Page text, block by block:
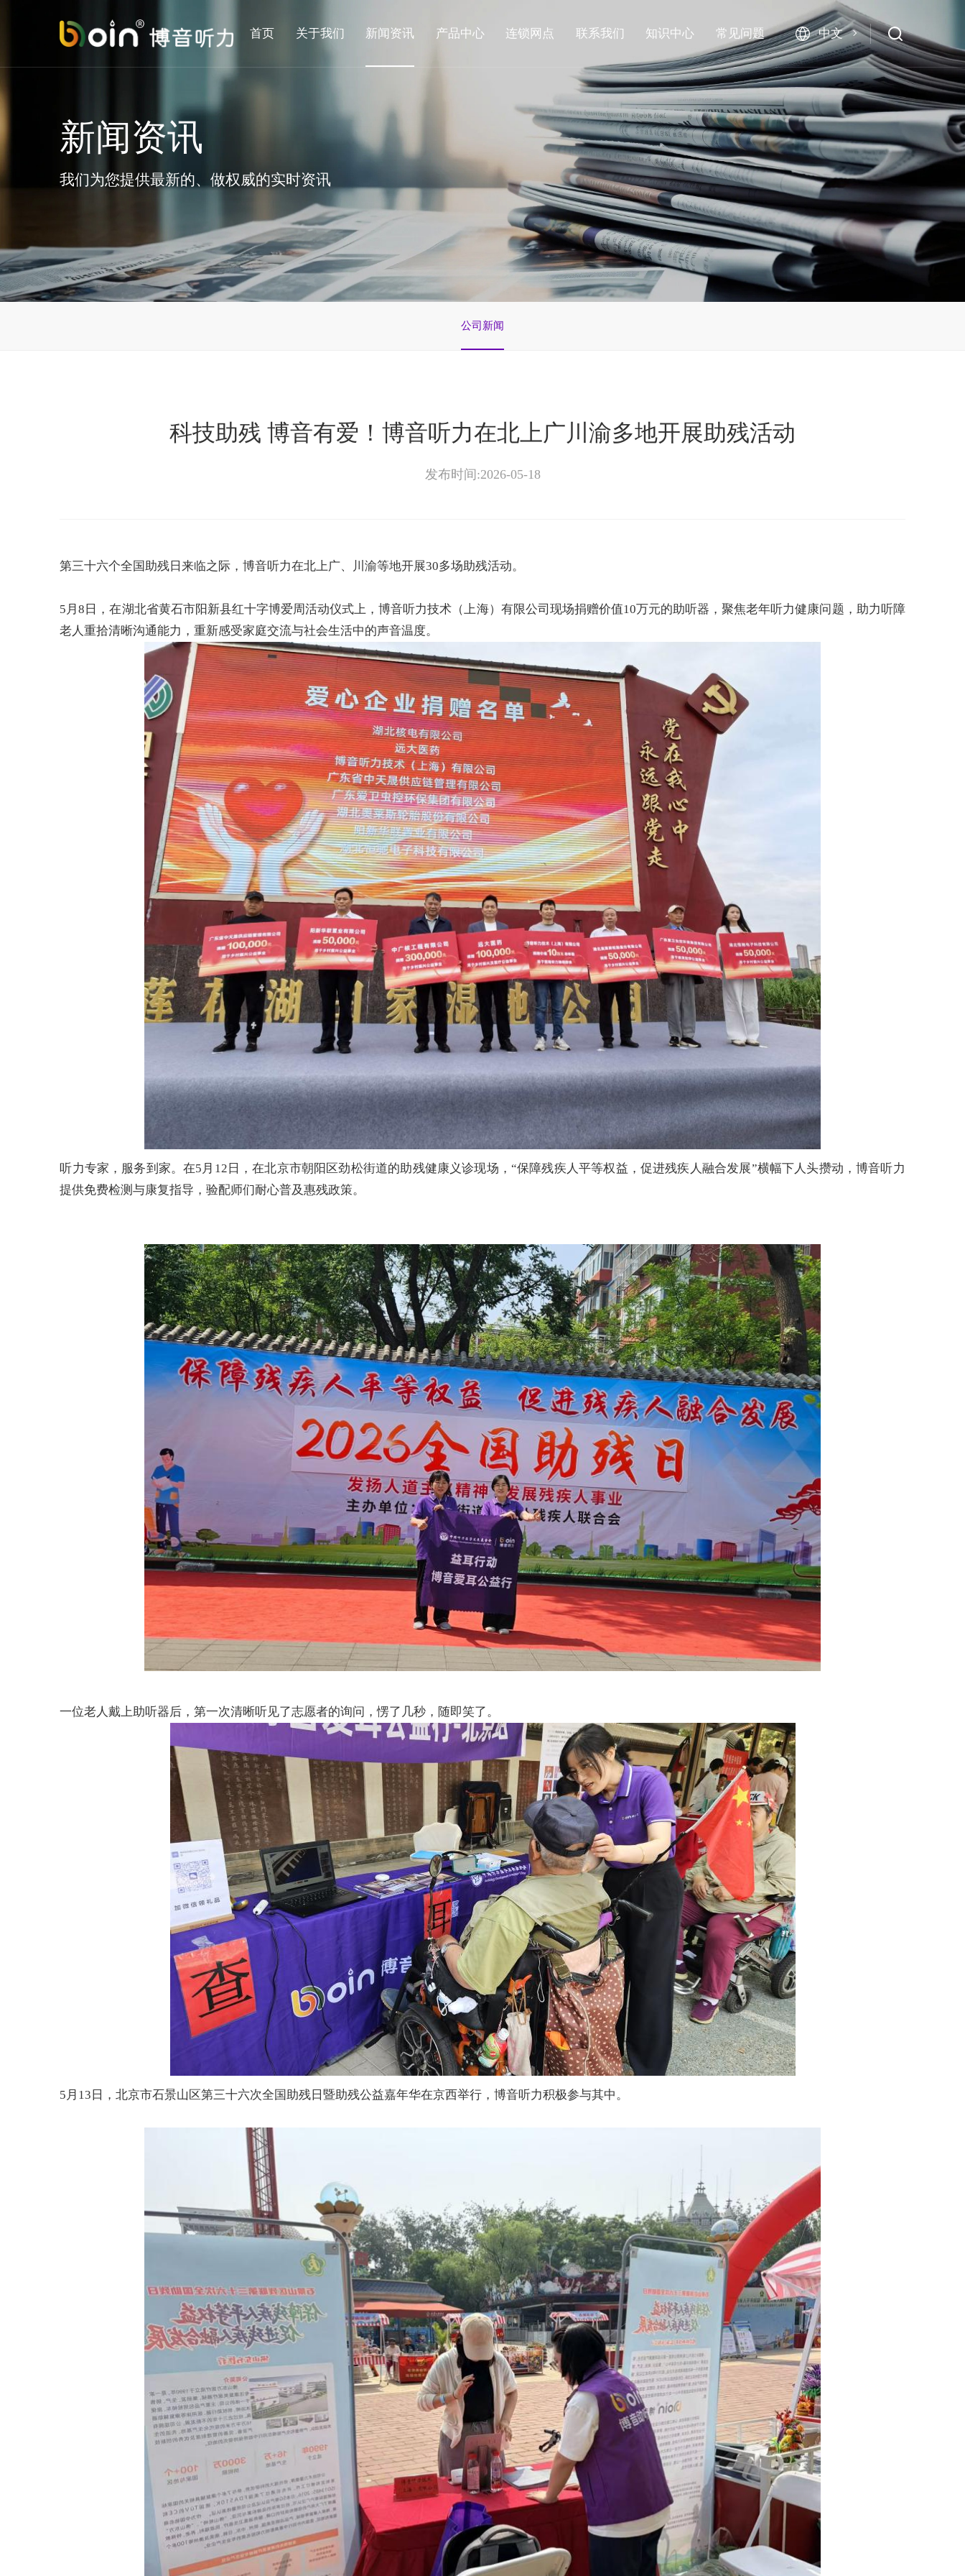
中文
首页 关于我们 新闻资讯 产品中心 连锁网点 联系我们 知识中心 常见问题
新闻资讯
我们为您提供最新的、做权威的实时资讯
公司新闻
科技助残 博音有爱！博音听力在北上广川渝多地开展助残活动
发布时间:2026-05-18
第三十六个全国助残日来临之际，博音听力在北上广、川渝等地开展30多场助残活动。
5月8日，在湖北省黄石市阳新县红十字博爱周活动仪式上，博音听力技术（上海）有限公司现场捐赠价值10万元的助听器，聚焦老年听力健康问题，助力听障
老人重拾清晰沟通能力，重新感受家庭交流与社会生活中的声音温度。
听力专家，服务到家。在5月12日，在北京市朝阳区劲松街道的助残健康义诊现场，“保障残疾人平等权益，促进残疾人融合发展”横幅下人头攒动，博音听力
提供免费检测与康复指导，验配师们耐心普及惠残政策。
一位老人戴上助听器后，第一次清晰听见了志愿者的询问，愣了几秒，随即笑了。
5月13日，北京市石景山区第三十六次全国助残日暨助残公益嘉年华在京西举行，博音听力积极参与其中。